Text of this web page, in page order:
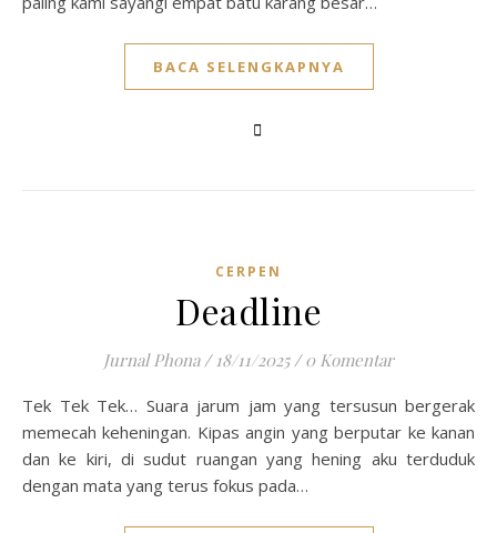
BACA SELENGKAPNYA
CERPEN
Deadline
Jurnal Phona / 18/11/2025 / 0 Komentar
Tek Tek Tek… Suara jarum jam yang tersusun bergerak
memecah keheningan. Kipas angin yang berputar ke kanan
dan ke kiri, di sudut ruangan yang hening aku terduduk
dengan mata yang terus fokus pada…